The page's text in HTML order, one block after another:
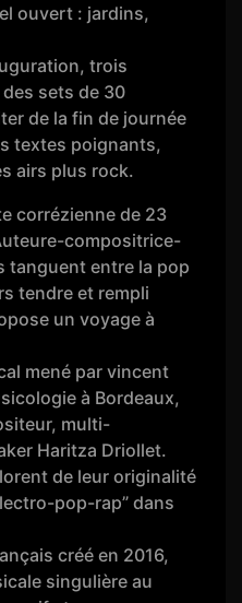
ouvert : jardins,
trois
sets de 30
de la fin de journée
textes poignants,
airs plus rock.
corrézienne de 23
compositrice-
tanguent entre la pop
tendre et rempli
un voyage à
mené par vincent
à Bordeaux,
multi-
Haritza Driollet.
de leur originalité
pop-rap” dans
créé en 2016,
singulière au